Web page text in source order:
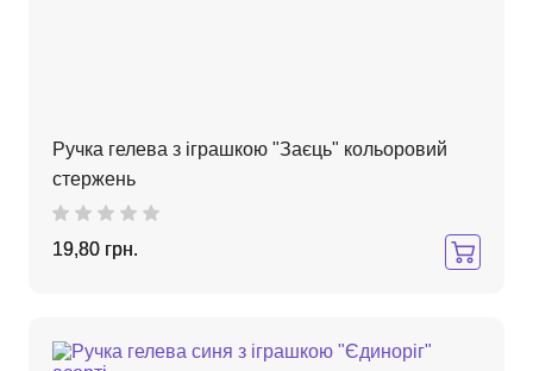
Ручка гелева з іграшкою "Заєць" кольоровий
стержень
19,80 грн.